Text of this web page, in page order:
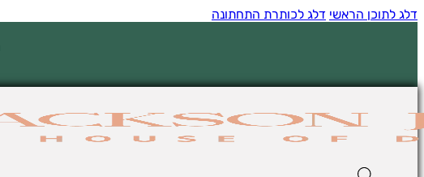
דלג לתוכן הראשי דלג לכותרת התחתונה